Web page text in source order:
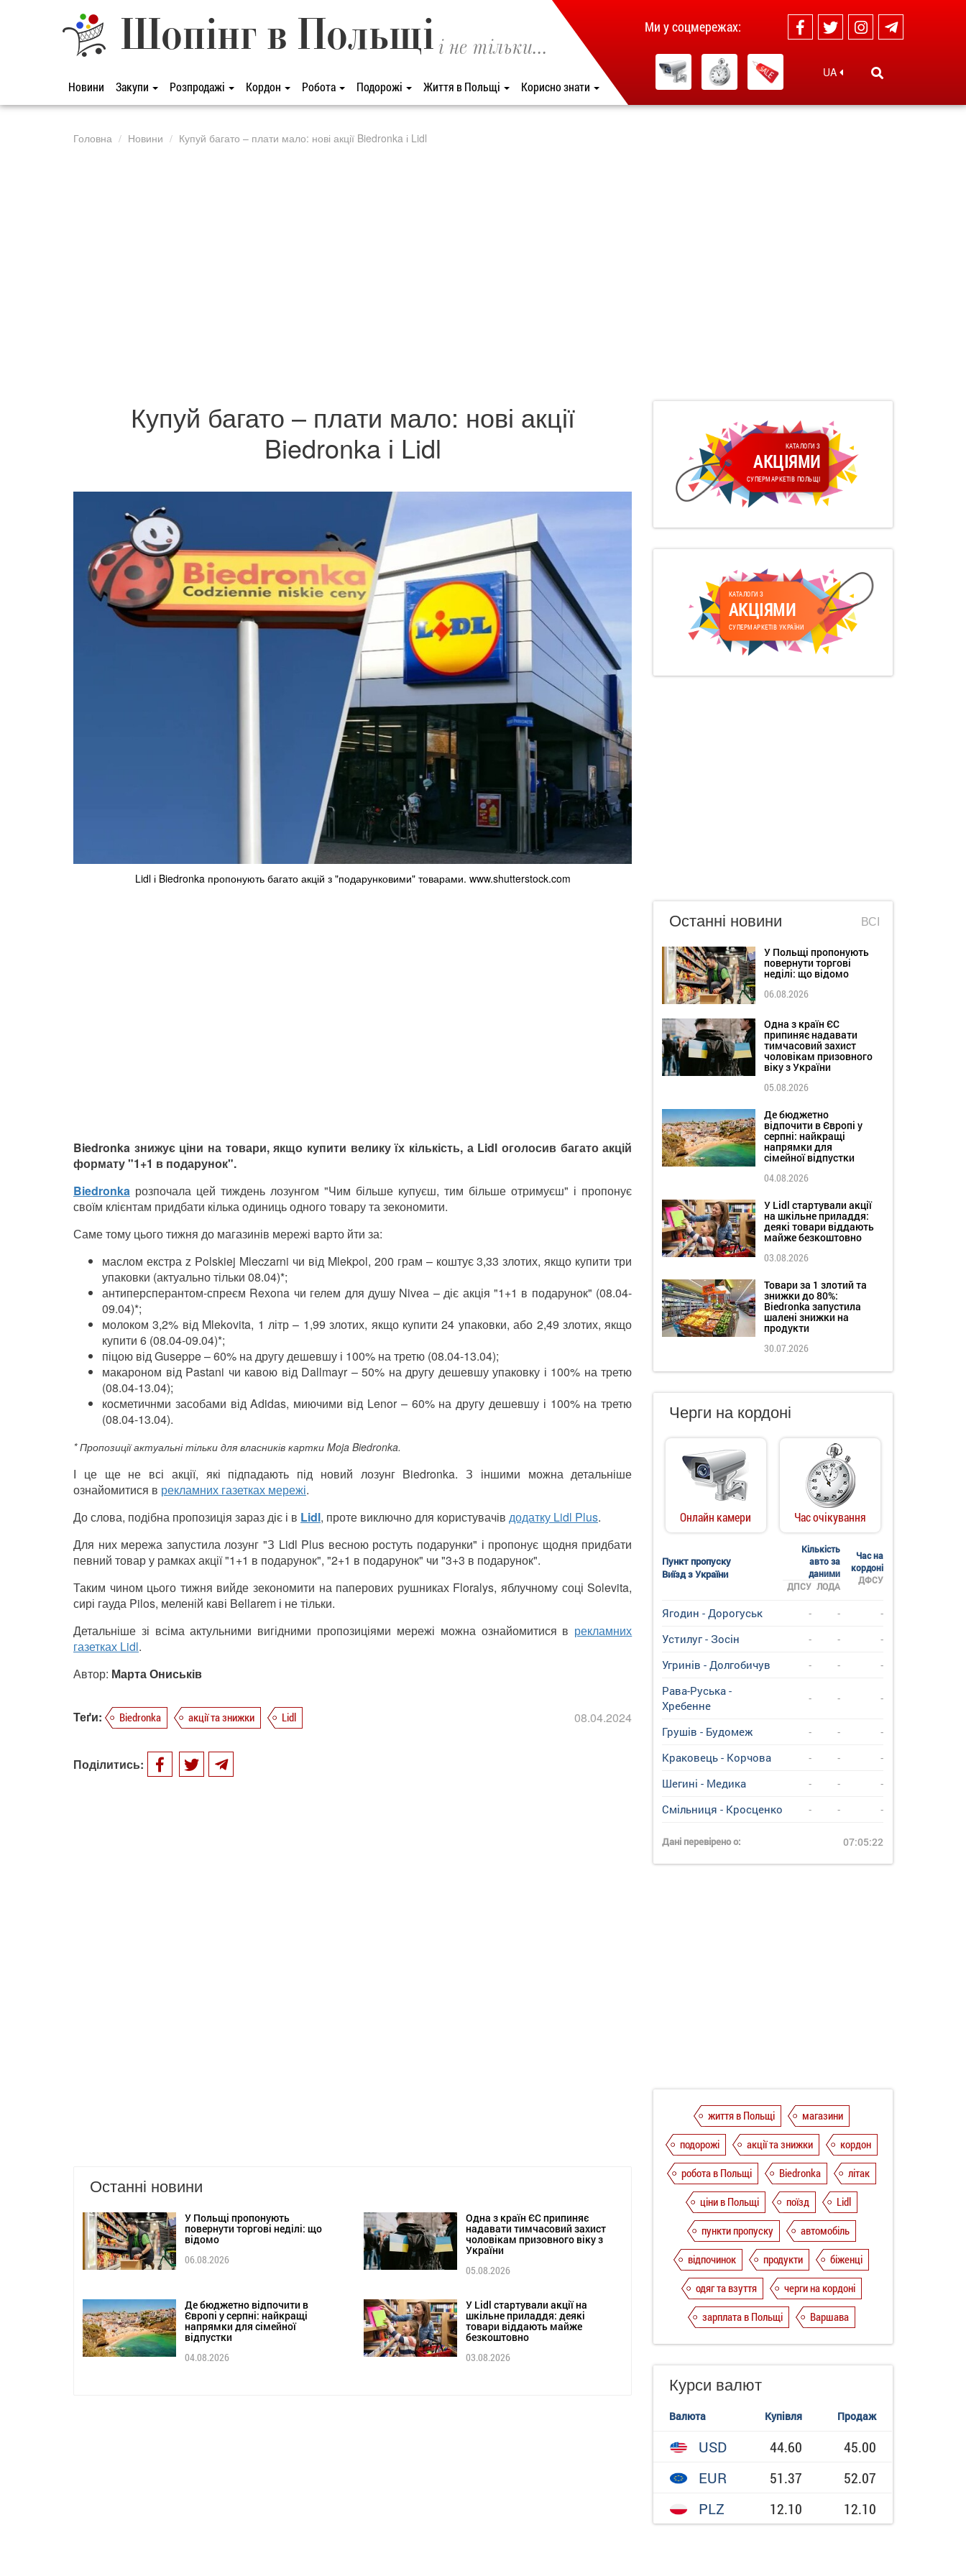
Шопінг в Польщі і не тільки...
Новини Закупи Розпродажі Кордон Робота Подорожі Життя в Польщі Корисно знати
Ми у соцмережах:
UA
Головна Новини Купуй багато – плати мало: нові акції Biedronka і Lidl
Купуй багато – плати мало: нові акції
Biedronka і Lidl
Lidl і Biedronka пропонують багато акцій з "подарунковими" товарами. www.shutterstock.com
Biedronka знижує ціни на товари, якщо купити велику їх кількість, а Lidl оголосив багато акцій
формату "1+1 в подарунок".
Biedronka розпочала цей тиждень лозунгом "Чим більше купуєш, тим більше отримуєш" і пропонує
своїм клієнтам придбати кілька одиниць одного товару та зекономити.
Саме тому цього тижня до магазинів мережі варто йти за:
маслом екстра z Polskiej Mleczarni чи від Mlekpol, 200 грам – коштує 3,33 злотих, якщо купити три
упаковки (актуально тільки 08.04)*;
антиперсперантом-спреєм Rexona чи гелем для душу Nivea –діє акція "1+1 в подарунок" (08.04-
09.04)*;
молоком 3,2% від Mlekovita, 1 літр– 1,99 злотих, якщо купити 24 упаковки, або 2,49 злотих, якщо
купити 6 (08.04-09.04)*;
піцою від Guseppe–60% на другу дешевшу і 100% на третю (08.04-13.04);
макароном від Pastani чи кавою від Dallmayr –50% на другу дешевшу упаковку і 100% на третю
(08.04-13.04);
косметичнми засобами від Adidas, миючими від Lenor –60% на другу дешевшу і 100% на третю
(08.04-13.04).
* Пропозиції актуальні тільки для власників картки Moja Biedronka.
І це ще не всі акції, які підпадають під новий лозунг Biedronka. З іншими можна детальніше
ознайомитися в рекламних газетках мережі.
До слова, подібна пропозиція зараз діє і в Lidl, проте виключно для користувачів додатку Lidl Plus.
Для них мережа запустила лозунг "З Lidl Plus весною ростуть подарунки" і пропонує щодня придбати
певний товар у рамках акції "1+1 в подарунок", "2+1 в подарунок" чи "3+3 в подарунок".
Таким чином цього тижня вийде зекономити на паперових рушниках Floralys, яблучному соці Solevita,
сирі гауда Pilos, меленій каві Bellarem і не тільки.
Детальніше зі всіма актульними вигідними пропозиціями мережі можна ознайомитися в рекламних
газетках Lidl.
Автор: Марта Ониськів
Теґи: Biedronka акції та знижки Lidl 08.04.2024
Поділитись:
Останні новини
У Польщі пропонують
повернути торгові неділі: що
відомо
06.08.2026
Одна з країн ЄС припиняє
надавати тимчасовий захист
чоловікам призовного віку з
України
05.08.2026
Де бюджетно відпочити в
Європі у серпні: найкращі
напрямки для сімейної
відпустки
04.08.2026
У Lidl стартували акції на
шкільне приладдя: деякі
товари віддають майже
безкоштовно
03.08.2026
КАТАЛОГИ З
АКЦІЯМИ
СУПЕРМАРКЕТІВ ПОЛЬЩІ
КАТАЛОГИ З
АКЦІЯМИ
СУПЕРМАРКЕТІВ УКРАЇНИ
Останні новини ВСІ
У Польщі пропонують
повернути торгові
неділі: що відомо
06.08.2026
Одна з країн ЄС
припиняє надавати
тимчасовий захист
чоловікам призовного
віку з України
05.08.2026
Де бюджетно
відпочити в Європі у
серпні: найкращі
напрямки для
сімейної відпустки
04.08.2026
У Lidl стартували акції
на шкільне приладдя:
деякі товари віддають
майже безкоштовно
03.08.2026
Товари за 1 злотий та
знижки до 80%:
Biedronka запустила
шалені знижки на
продукти
30.07.2026
Черги на кордоні
Онлайн камери Час очікування
Пункт пропуску
Виїзд з України
Кількість
авто за
даними
Час на
кордоні
ДФСУ
ДПСУ ЛОДА
Ягодин - Дорогуськ - -
-
Устилуг - Зосін
- -
-
Угринiв - Долгобичув
- -
-
Рава-Руська -
Хребенне
- - -
Грушів - Будомеж - -
-
Краковець - Корчова
- -
-
Шегині - Медика
- -
-
Смільниця - Кросценко
- - -
Дані перевірено о: 07:05:22
життя в Польщі
магазини
подорожі
акції та знижки
кордон
робота в Польщі
Biedronka
літак
ціни в Польщі
поїзд
Lidl
пункти пропуску
автомобіль
відпочинок
продукти
біженці
одяг та взуття
черги на кордоні
зарплата в Польщі
Варшава
Курси валют
Валюта Купівля Продаж
USD 44.60
45.00
EUR
51.37
52.07
PLZ
12.10 12.10